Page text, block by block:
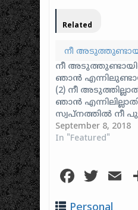
Related
നീ
നീ
ഞാൻ
(2) നീ
ഞാൻ
സ്വപ്നത്തിൽ നീ
എന്റെ
പോലേ… നീ
ബാല്യ കാലം (2)
നീ; എന്നെയെന്നു
September 8, 2018
In "Featured"